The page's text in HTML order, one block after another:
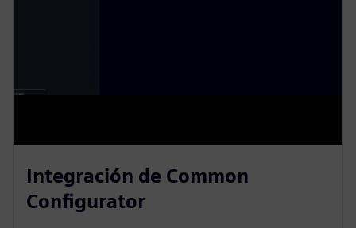
Integración de Common
Configurator